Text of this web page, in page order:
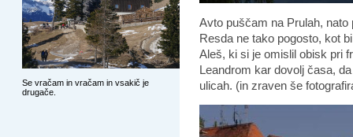
Avto puščam na Prulah,
Resda ne tako pogosto, kot
Aleš, ki si je omislil obisk pri
Leandrom kar dovolj časa,
ulicah. (in zraven še